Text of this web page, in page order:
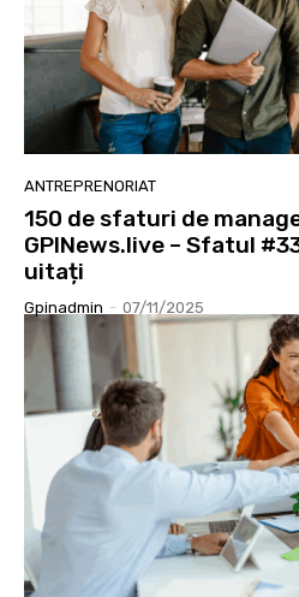
ANTREPRENORIAT
150 de sfaturi de
GPINews.live – Sfatul
uitați
Gpinadmin - 07/11/2025